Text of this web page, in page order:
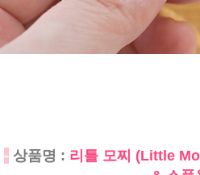
- 상품명 : 리틀 모찌 (Little